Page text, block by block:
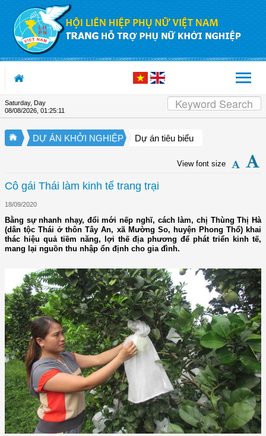
Skip to Content
Saturday, Day
08/08/2026 01:25:11
DỰ ÁN KHỞI NGHIỆP Dự án tiêu biểu
View font size
Cô gái Thái làm kinh tế trang trại
18/09/2020
Bằng sự nhanh nhạy, đổi mới nếp nghĩ, cách làm, chị Thùng Thị Hà
(dân tộc Thái ở thôn Tây An, xã Mường So, huyện Phong Thổ) khai
thác hiệu quả tiềm năng, lợi thế địa phương để phát triển kinh tế,
mang lại nguồn thu nhập ổn định cho gia đình.